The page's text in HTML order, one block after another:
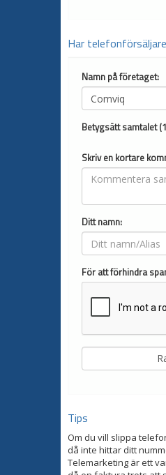
Har
Namn på företaget:
Betygsätt samtalet
Skriv en kortare
Ditt namn:
För att förhindra
Tips
Om du vill slippa
då inte hittar ditt
Telemarketing är ett